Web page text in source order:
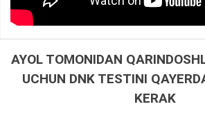
AYOL TOMONIDAN
UCHUN DNK TESTINI
KERAK